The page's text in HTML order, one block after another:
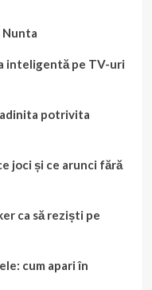
Nunta
inteligentă pe TV-uri
potrivita
joci și ce arunci fără
ca să reziști pe
cum apari în